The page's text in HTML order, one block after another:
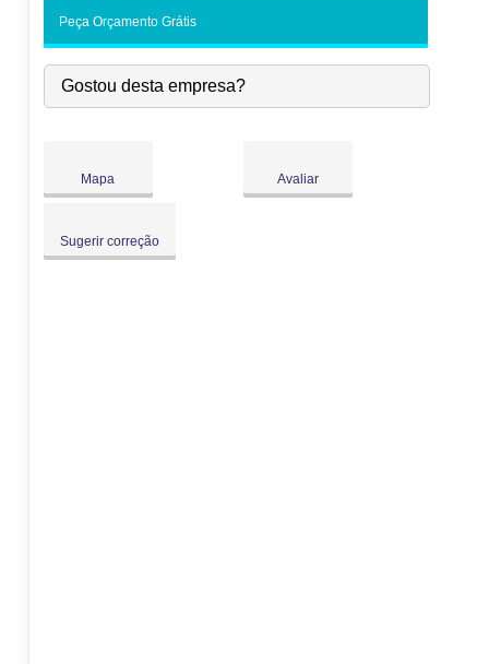
-
Qua:
09:00-18:00
Qui:
09:00-18:00
Peça Orçamento Grátis
Gostou desta empresa?
Mapa Avaliar
Sugerir correção